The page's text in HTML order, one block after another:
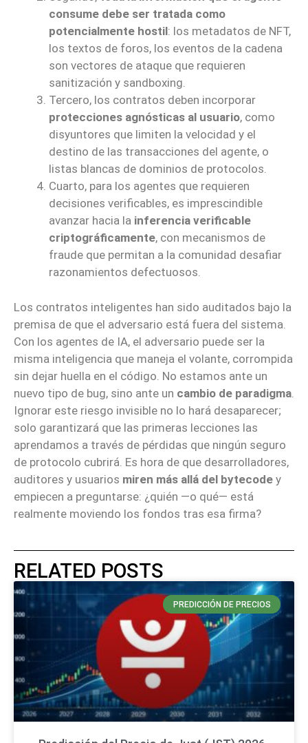
consume debe ser tratada como
potencialmente hostil: los metadatos de NFT,
los textos de foros, los eventos de la cadena
son vectores de ataque que requieren
sanitización y sandboxing.
Tercero, los contratos deben incorporar
protecciones agnósticas al usuario, como
disyuntores que limiten la velocidad y el
destino de las transacciones del agente, o
listas blancas de dominios de protocolos.
Cuarto, para los agentes que requieren
decisiones verificables, es imprescindible
avanzar hacia la inferencia verificable
criptográficamente, con mecanismos de
fraude que permitan a la comunidad desafiar
razonamientos defectuosos.
Los contratos inteligentes han sido auditados bajo la
premisa de que el adversario está fuera del sistema.
Con los agentes de IA, el adversario puede ser la
misma inteligencia que maneja el volante, corrompida
sin dejar huella en el código. No estamos ante un
nuevo tipo de bug, sino ante un cambio de paradigma
Ignorar este riesgo invisible no lo hará desaparecer;
solo garantizará que las primeras lecciones las
aprendamos a través de pérdidas que ningún seguro
de protocolo cubrirá. Es hora de que desarrolladores,
auditores y usuarios miren más allá del bytecode y
empiecen a preguntarse: ¿quién —o qué— está
realmente moviendo los fondos tras esa firma?
RELATED POSTS
PREDICCIÓN DE PRECIOS